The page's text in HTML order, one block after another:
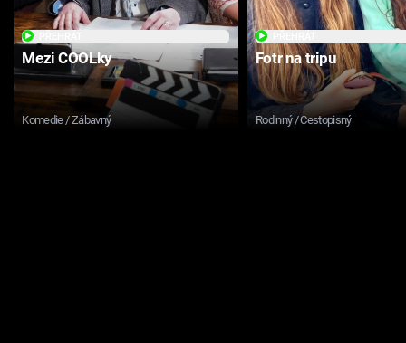
Mezi COOLky
Komedie / Zábavný
Fotr na tripu
Rodinný / Cestopisný